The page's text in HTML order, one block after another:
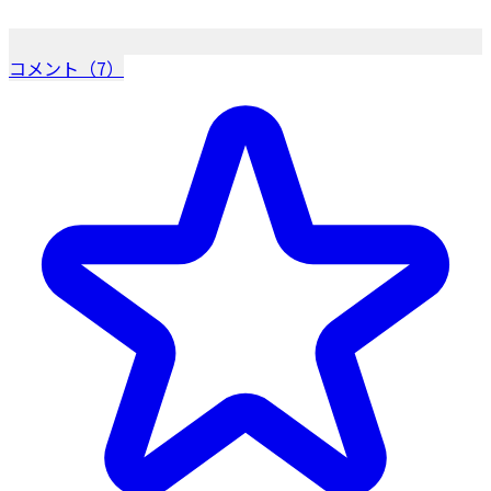
コメント（7）